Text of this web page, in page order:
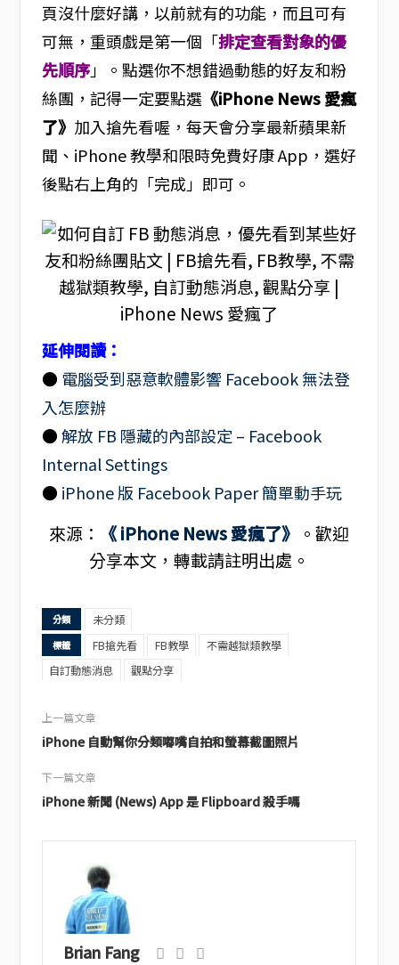
頁沒什麼好講，以前就有的功能，而且可有
可無，重頭戲是第一個「排定查看對象的優
先順序」。點選你不想錯過動態的好友和粉
絲團，記得一定要點選《iPhone News 愛瘋
了》 加入搶先看喔，每天會分享最新蘋果新
聞、iPhone 教學和限時免費好康 App，選好
後點右上角的「完成」即可。
延伸閱讀：
● 電腦受到惡意軟體影響 Facebook 無法登
入怎麼辦
●解放 FB 隱藏的內部設定 – Facebook
Internal Settings
● iPhone 版 Facebook Paper 簡單動手玩
來源： 《 iPhone News 愛瘋了》 。歡迎
分享本文，轉載請註明出處。
分類 未分類
標籤 FB搶先看 FB教學
不需越獄類教學
自訂動態消息
觀點分享
上一篇文章
iPhone 自動幫你分類嘟嘴自拍和螢幕截圖照片
下一篇文章
iPhone 新聞 (News) App 是 Flipboard 殺手嗎
Brian Fang